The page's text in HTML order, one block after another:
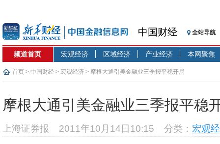
中国财经 全站导航
频道首页 宏观经济 区域经济 产业经济 本网聚焦
首页 > 中国财经 > 宏观经济 > 摩根大通引美金融业三季报平稳开局
摩根大通引美金融业三季报平稳
上海证券报 2011年10月14日10:15 分类： 宏观